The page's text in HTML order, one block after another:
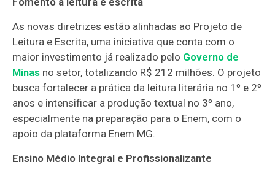
As novas diretrizes estão alinhadas ao Projeto de
Leitura e Escrita, uma iniciativa que conta com o
maior investimento já realizado pelo Governo de
Minas no setor, totalizando R$ 212 milhões. O projeto
busca fortalecer a prática da leitura literária no 1º e 2º
anos e intensificar a produção textual no 3º ano,
especialmente na preparação para o Enem, com o
apoio da plataforma Enem MG.
Ensino Médio Integral e Profissionalizante